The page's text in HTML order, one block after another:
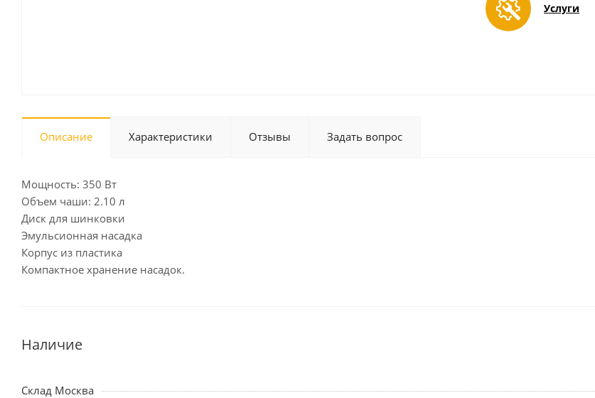
Услуги
Описание Характеристики Отзывы Задать вопрос
Мощность: 350 Вт
Объем чаши: 2.10 л
Диск для шинковки
Эмульсионная насадка
Корпус из пластика
Компактное хранение насадок.
Наличие
Склад Москва